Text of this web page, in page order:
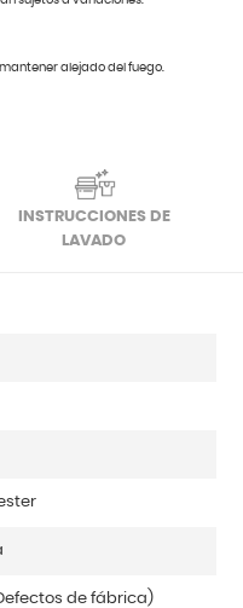
alejado del fuego.
INSTRUCCIONES DE
LAVADO
de fábrica)